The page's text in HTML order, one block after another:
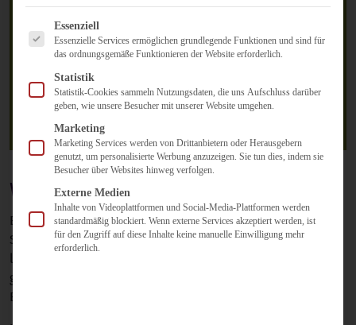
Buchveröffentlichung mit
System
18. Dezember 2018
Was es heißt, ein Autor zu werden
Es gibt viele Gründe dafür, ein Buch zu veröffentlichen.
Sei es die Weitergabe von fachlichem Wissen, das
größeren Reichweite oder der (hoffentlich positive)
Einfluss auf die Emotionen und Einstellungen der Leser.
Es folgt eine Liste der Service-Gruppen, für die eine
Essenziell
Essenzielle Services ermöglichen grundlegende Funktionen und sind für
das ordnungsgemäße Funktionieren der Website erforderlich.
Statistik
Statistik-Cookies sammeln Nutzungsdaten, die uns Aufschluss darüber
geben, wie unsere Besucher mit unserer Website umgehen.
Marketing
Marketing Services werden von Drittanbietern oder Herausgebern
genutzt, um personalisierte Werbung anzuzeigen. Sie tun dies, indem sie
Besucher über Websites hinweg verfolgen.
Externe Medien
Inhalte von Videoplattformen und Social-Media-Plattformen werden
standardmäßig blockiert. Wenn externe Services akzeptiert werden, ist
für den Zugriff auf diese Inhalte keine manuelle Einwilligung mehr
erforderlich.